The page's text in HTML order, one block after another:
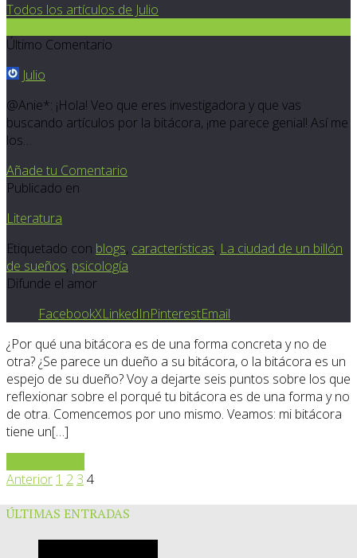
Todos los artículos de Julio
Último Comentario
Julio
@Anie*: ¡Hola! Veo que eres investigadora y que vas
buscando artículos por la bitácora, ¡me parece genial! Así me
los…
Añade tu Comentario
Publicado en
Literatura
Etiquetado con blogs, características, La ciudad de un billón
de sueños, psicología
Difunde el amor
FacebookXLinkedInPinterestEmail
¿Por qué una bitácora es de una forma concreta y no de
otra? ¿Se parece un dueño a su bitácora, o la bitácora es un
espejo de su dueño? Voy a dejarte seis puntos sobre los que
reflexionar sobre el porqué tu bitácora es de una forma y no
de otra. Comencemos por uno mismo. Veamos: mi bitácora
tiene un[…]
Anterior 1 2 3 4
ÚLTIMAS ENTRADAS